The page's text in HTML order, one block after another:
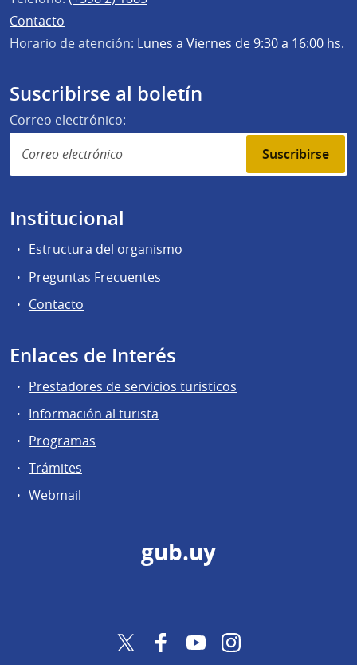
Contacto
Horario de atención: Lunes a Viernes de 9:30 a 16:00 hs.
Suscribirse al boletín
Correo electrónico:
Suscribirse
Institucional
Estructura del organismo
Preguntas Frecuentes
Contacto
Enlaces de Interés
Prestadores de servicios turisticos
Información al turista
Programas
Trámites
Webmail
gub.uy
Twitter FacebookYouTubeInstagram